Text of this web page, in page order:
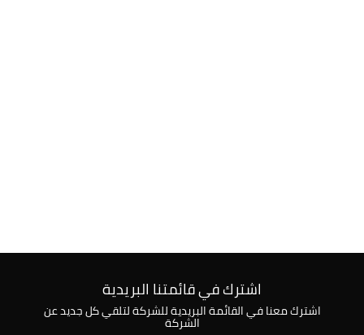
اشترك في قائمتنا البريدية
اشترك معنا في القائمة البريدية للشركة لتلقي كل جديد عن
الشركة